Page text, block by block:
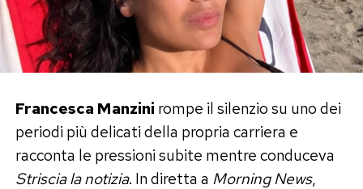
Francesca Manzini rompe il silenzio su uno dei
periodi più delicati della propria carriera e
racconta le pressioni subite mentre conduceva
Striscia la notizia. In diretta a Morning News,